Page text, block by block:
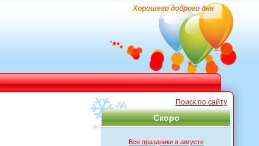
Хорошего доброго дня
Поиск по сайту
Скоро
Все праздники в августе